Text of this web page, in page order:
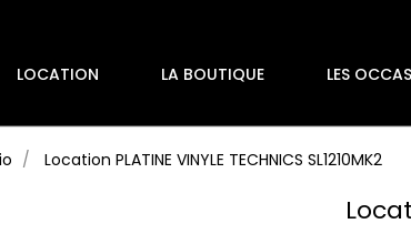
LOCATION LA BOUTIQUE LES
Location PLATINE VINYLE TECHNICS SL1210MK2